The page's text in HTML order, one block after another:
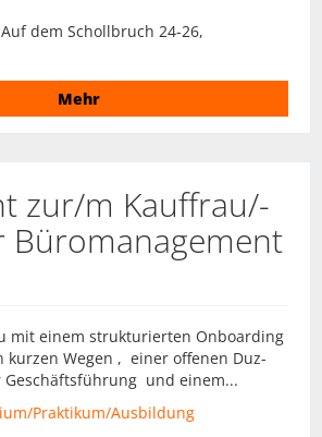
dem Schollbruch 24-26,
Mehr
zur/m Kauffrau/-
Büromanagement
mit einem strukturierten Onboarding
kurzen Wegen , einer offenen Duz-
und einem...
Praktikum/Ausbildung